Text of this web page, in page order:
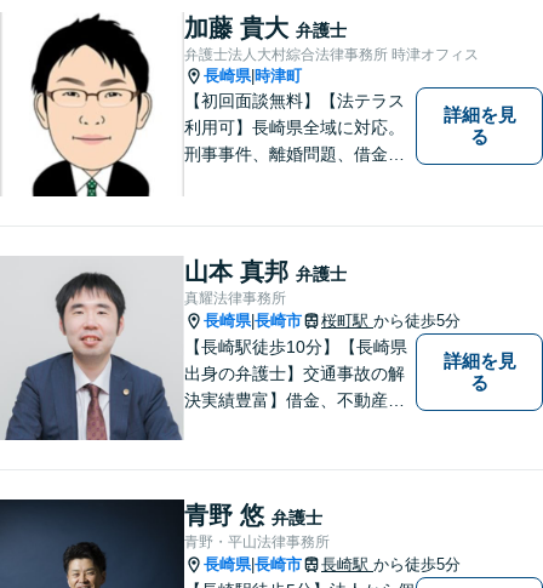
加藤 貴大 弁護士
弁護士法人大村綜合法律事務所 時津オフィス
長崎県|時津町
【初回面談無料】【法テラス
利用可】長崎県全域に対応。
刑事事件、離婚問題、借金・
い丁寧にサポートいたしま
す。どんな些細なことでも構
いません。お気軽にご相談く
ださい【完全個室】
詳細を見
る
山本 真邦 弁護士
真耀法律事務所
長崎県|長崎市 桜町駅 から徒歩5分
【長崎駅徒歩10分】【長崎県
出身の弁護士】交通事故の解
決実績豊富】借金、不動産、
い、解決まで二人三脚でサポ
ートします。◆近隣駐車場あ
り
詳細を見
る
青野 悠 弁護士
青野・平山法律事務所
長崎県|長崎市 長崎駅 から徒歩5分